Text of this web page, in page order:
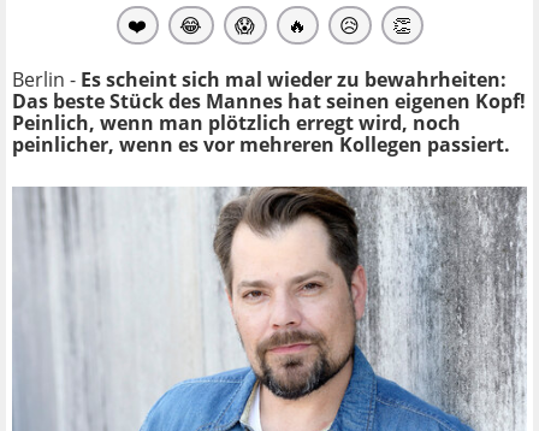
❤️ 😂 😱 🔥 😥 👏
Berlin - Es scheint sich mal wieder zu bewahrheiten:
Das beste Stück des Mannes hat seinen eigenen Kopf!
Peinlich, wenn man plötzlich erregt wird, noch
peinlicher, wenn es vor mehreren Kollegen passiert.